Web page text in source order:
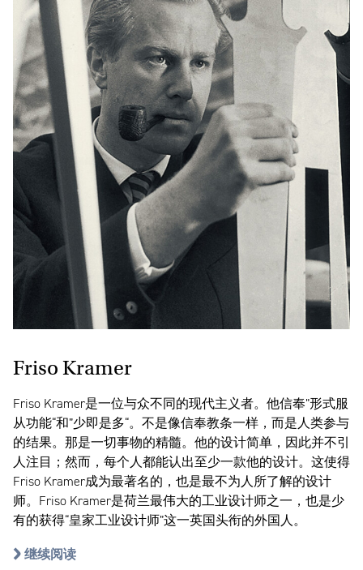
Friso Kramer
Friso Kramer是一位与众不同的现代主义者。他信奉”形式服
从功能“和”少即是多“。不是像信奉教条一样，而是人类参与
的结果。那是一切事物的精髓。他的设计简单，因此并不引
人注目；然而，每个人都能认出至少一款他的设计。这使得
Friso Kramer成为最著名的，也是最不为人所了解的设计
师。Friso Kramer是荷兰最伟大的工业设计师之一，也是少
有的获得“皇家工业设计师”这一英国头衔的外国人。
继续阅读